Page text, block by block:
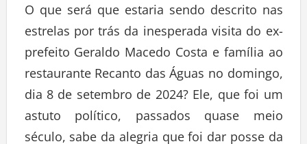
O que será que estaria sendo descrito nas
estrelas por trás da inesperada visita do ex-
prefeito Geraldo Macedo Costa e família ao
restaurante Recanto das Águas no domingo,
dia 8 de setembro de 2024? Ele, que foi um
astuto político, passados quase meio
século, sabe da alegria que foi dar posse da